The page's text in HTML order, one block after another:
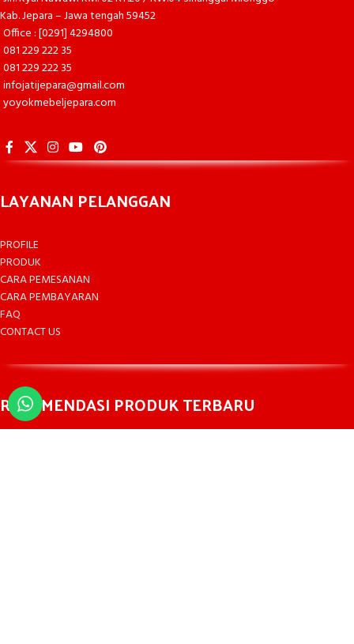
Kab. Jepara – Jawa tengah 59452
Office : [0291] 4294800
081 229 222 35
081 229 222 35
infojatijepara@gmail.com
yoyokmebeljepara.com
LAYANAN PELANGGAN
PROFILE
PRODUK
CARA PEMESANAN
CARA PEMBAYARAN
FAQ
CONTACT US
REKOMENDASI PRODUK TERBARU